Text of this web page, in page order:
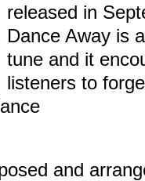
released in
Dance Away is
tune and it
listeners to
and